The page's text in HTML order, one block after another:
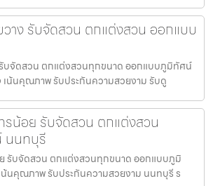
าง รับจัดสวน ตกแต่งสวน ออกแบบ
บจัดสวน ตกแต่งสวนทุกขนาด ออกแบบภูมิทัศน์
เน้นคุณภาพ รับประกันความสวยงาม รับดู
รน้อย รับจัดสวน ตกแต่งสวน
นนทบุรี
รับจัดสวน ตกแต่งสวนทุกขนาด ออกแบบภูมิ
น้นคุณภาพ รับประกันความสวยงาม นนทบุรี ร